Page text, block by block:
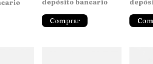
depósito bancario
Comprar